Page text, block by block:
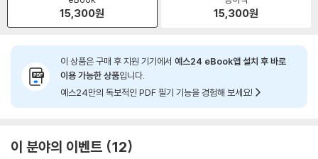
15,300원 15,300원
이 상품은 구매 후 지원 기기에서 예스24 eBook앱 설치 후 바로
이용 가능한 상품입니다.
예스24만의 독보적인 PDF 필기 기능을 경험해 보세요!
이 분야의 이벤트 12